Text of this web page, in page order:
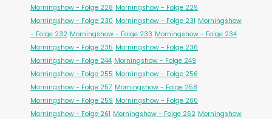
Morningshow - Folge 228 Morningshow - Folge 229
Morningshow - Folge 230 Morningshow - Folge 231 Morningshow
- Folge 232 Morningshow - Folge 233 Morningshow - Folge 234
Morningshow - Folge 235 Morningshow - Folge 236
Morningshow - Folge 244 Morningshow - Folge 249
Morningshow - Folge 255 Morningshow - Folge 256
Morningshow - Folge 257 Morningshow - Folge 258
Morningshow - Folge 259 Morningshow - Folge 260
Morningshow - Folge 261 Morningshow - Folge 262 Morningshow